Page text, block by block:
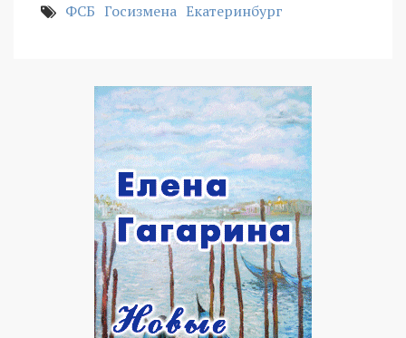
ФСБ Госизмена Екатеринбург